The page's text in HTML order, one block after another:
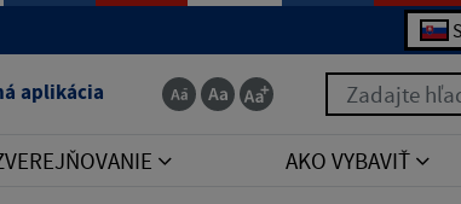
aplikácia Zadajte
AKO VYBAVIŤ